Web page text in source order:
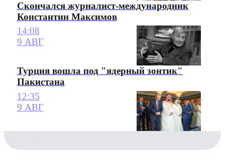
Скончался журналист-международник
Константин Максимов
14:08
9 АВГ
Турция вошла под "ядерный зонтик"
Пакистана
12:35
9 АВГ